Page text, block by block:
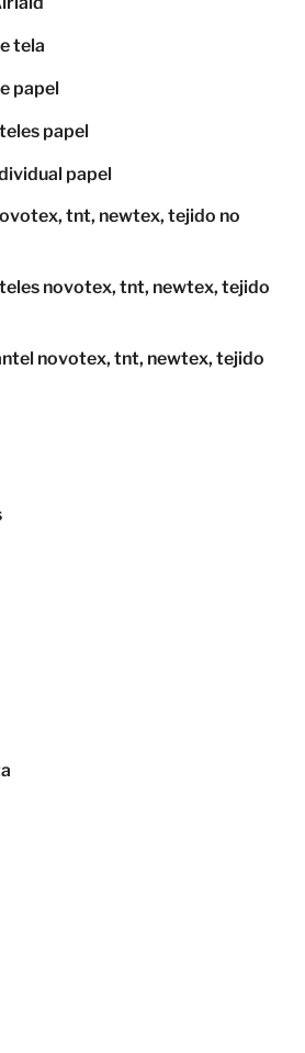
tela
papel
papel
papel
tnt, newtex, tejido no
novotex, tnt, newtex, tejido
novotex, tnt, newtex, tejido